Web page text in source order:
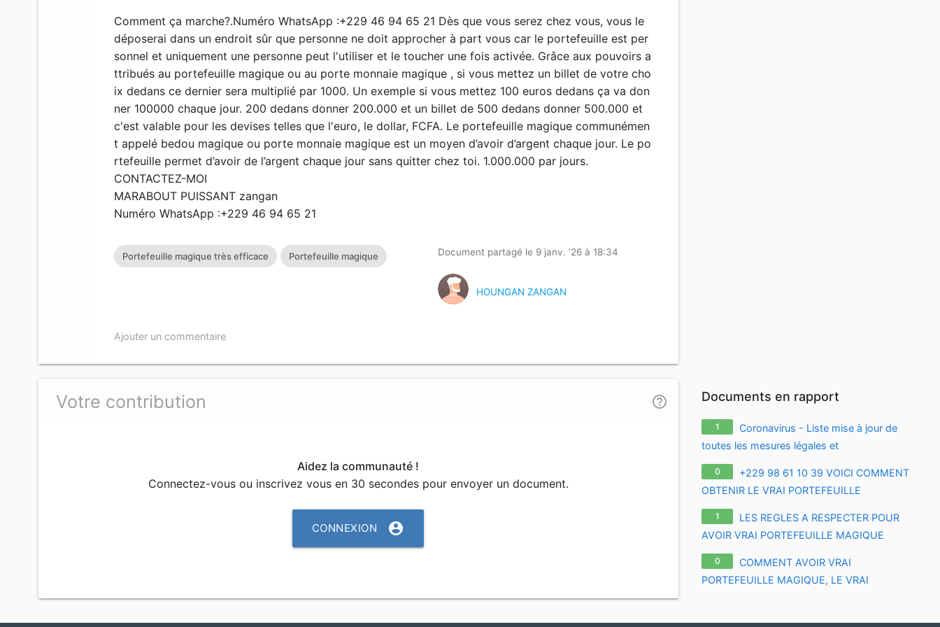
Comment ça marche?.Numéro WhatsApp :+229 46 94 65 21 Dès que vous serez chez vous, vous le
déposerai dans un endroit sûr que personne ne doit approcher à part vous car le portefeuille est per
sonnel et uniquement une personne peut l'utiliser et le toucher une fois activée. Grâce aux pouvoirs a
ttribués au portefeuille magique ou au porte monnaie magique , si vous mettez un billet de votre cho
ix dedans ce dernier sera multiplié par 1000. Un exemple si vous mettez 100 euros dedans ça va don
ner 100000 chaque jour. 200 dedans donner 200.000 et un billet de 500 dedans donner 500.000 et
c'est valable pour les devises telles que l'euro, le dollar, FCFA. Le portefeuille magique communémen
t appelé bedou magique ou porte monnaie magique est un moyen d’avoir d’argent chaque jour. Le po
rtefeuille permet d’avoir de l’argent chaque jour sans quitter chez toi. 1.000.000 par jours.
CONTACTEZ-MOI
MARABOUT PUISSANT zangan
Numéro WhatsApp :+229 46 94 65 21
Portefeuille magique très efficace Portefeuille magique Document partagé le 9 janv. '26 à 18:34
HOUNGAN ZANGAN
Ajouter un commentaire
Votre contribution help_outline
Aidez la communauté !
Connectez-vous ou inscrivez vous en 30 secondes pour envoyer un document.
CONNEXION account_circle
Documents en rapport
1
Coronavirus - Liste mise à jour de
toutes les mesures légales et
réglementaires relatives à l'épidémie de
coronavirus / covid-19 / sars-cov-2
0
+229 98 61 10 39 VOICI COMMENT
OBTENIR LE VRAI PORTEFEUILLE
MAGIQUE POUR CHANGER VOTRE VIE ?
APPRENEZ TOUS LES SECRETS SUR LE
VRAI PORTE-FEUILLE MAGIQUE EN
FRANCE EURO
1
LES REGLES A RESPECTER POUR
AVOIR VRAI PORTEFEUILLE MAGIQUE
+229 01 60 49 20 00 LES ETAPES POUR
AVOIR LE VRAI PORTEFEUILLE MAGIQUE A
DISTANCE
0
COMMENT AVOIR VRAI
PORTEFEUILLE MAGIQUE, LE VRAI